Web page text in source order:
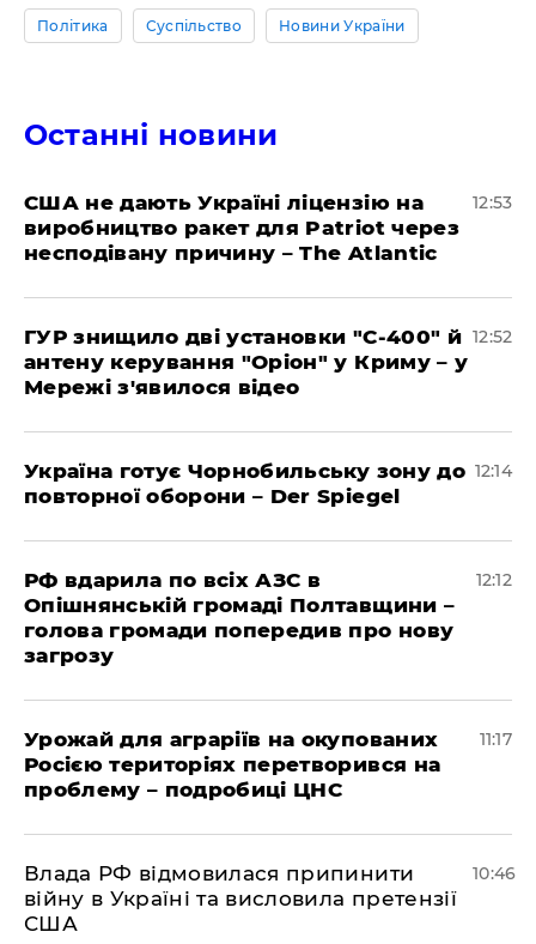
Політика Суспільство Новини України
Останні новини
США не дають Україні ліцензію на
виробництво ракет для Patriot через
несподівану причину – The Atlantic
12:53
ГУР знищило дві установки "С-400" й
антену керування "Оріон" у Криму – у
Мережі з'явилося відео
12:52
Україна готує Чорнобильську зону до
повторної оборони – Der Spiegel
12:14
РФ вдарила по всіх АЗС в
Опішнянській громаді Полтавщини –
голова громади попередив про нову
загрозу
12:12
Урожай для аграріїв на окупованих
Росією територіях перетворився на
проблему – подробиці ЦНС
11:17
Влада РФ відмовилася припинити
війну в Україні та висловила претензії
США
10:46